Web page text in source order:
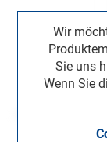
Wir
Sie uns
Wenn Sie